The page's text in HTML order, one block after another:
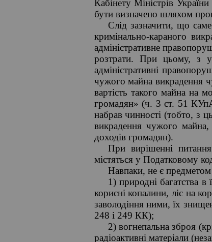
Кабінету Міністрів
бути визначено шляхом
Слід зазначити, що
кримінально-караного
адміністративне
розтрати. При цьому, з
адміністративні
чужого майна викрадення
вартість такого майна на
громадян» (ч. 3 ст. 51
набрав чинності (тобто, з
викрадення чужого майна,
доходів громадян).
При вирішенні
містяться у Податковому
Навпаки, не є предметом
1) природні багатства
корисні копалини, ліс на
заволодіння ними, їх
248 і 249 КК);
2) вогнепальна зброя
радіоактивні матеріали